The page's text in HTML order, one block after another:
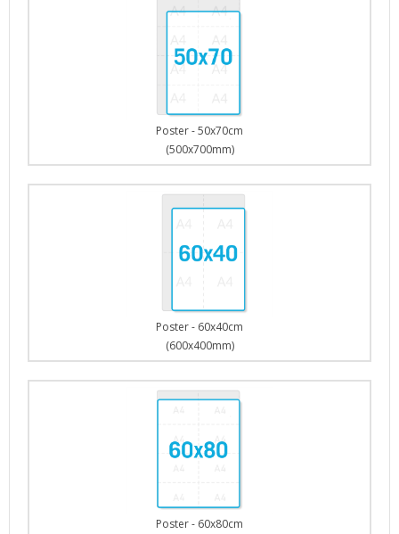
Poster - 50x70cm
(500x700mm)
Poster - 60x40cm
(600x400mm)
Poster - 60x80cm